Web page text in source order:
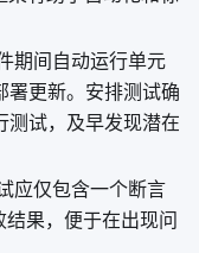
期间自动运行单元
署更新。安排测试确
测试，及早发现潜在
应仅包含一个断言
果，便于在出现问